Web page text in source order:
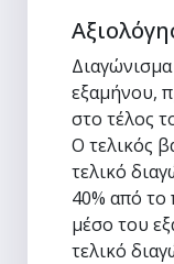
εξαμήνου,
στο τέλος
Ο τελικός
τελικό
40% από το
μέσο του
τελικό